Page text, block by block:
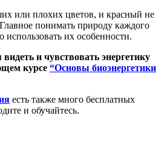
или плохих цветов, и красный не
понимать природу каждого
использовать их особенности.
и чувствовать энергетику
курсе “Основы биоэнергетики
есть также много бесплатных
и обучайтесь.